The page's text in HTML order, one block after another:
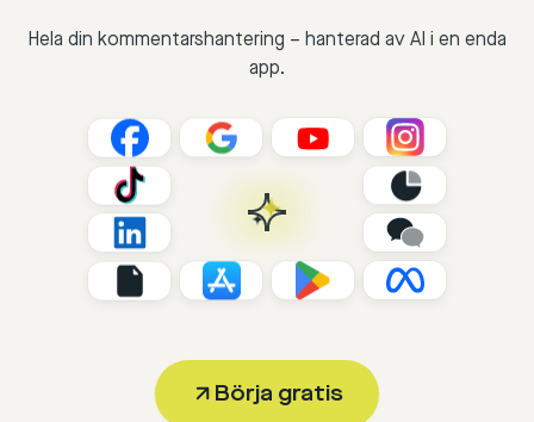
Hela din kommentarshantering – hanterad av AI i en enda
app.
Börja gratis